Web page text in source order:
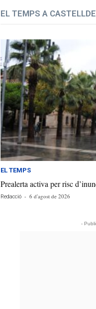
EL TEMPS A
EL TEMPS
Prealerta activa per risc
Redacció - 6 d'agost de 2026
-